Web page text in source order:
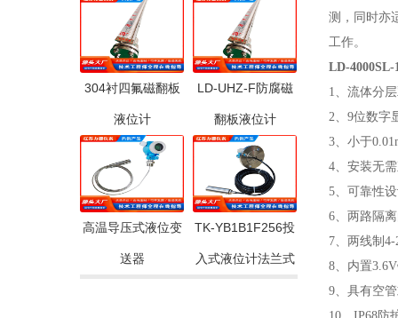
304衬四氟磁翻板
液位计
LD-UHZ-F防腐磁
翻板液位计
高温导压式液位变
送器
TK-YB1B1F256投
入式液位计法兰式
测，同时亦
工作。
LD-4000SL-
1、流体分
2、9位数字
3、小于
4、安装无
5、可靠性
6、两路隔
7、两线制
8、内置
9、具有空